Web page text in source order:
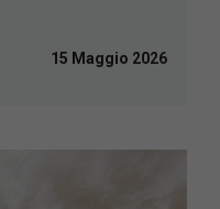
15 Maggio 2026